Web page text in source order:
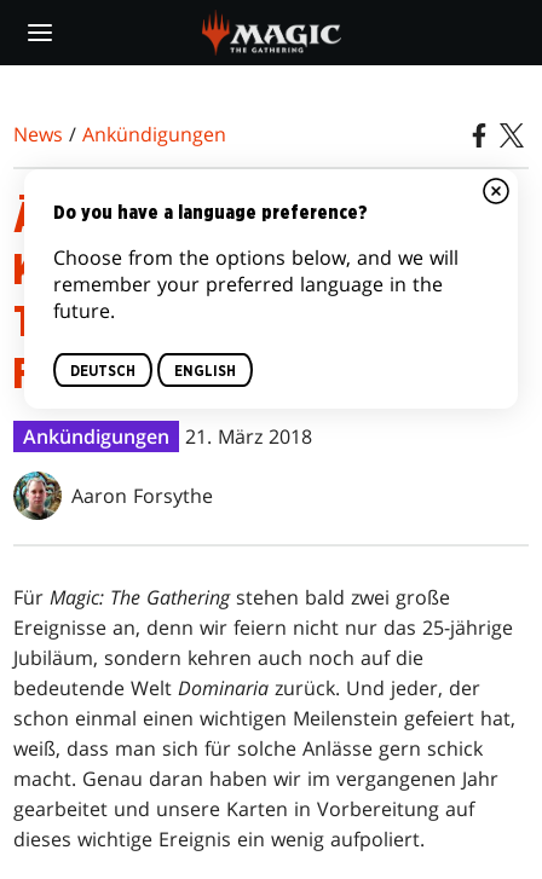
main
News /Ankündigungen
ÄNDERUNGEN AN DEN
KARTENRÄNDERN, DEM
TEMPLATE UND DEN REGELN
FÜR DOMINARIA
Ankündigungen 21. März 2018
Aaron Forsythe
FürMagic: The Gatheringstehen bald zwei große
Ereignisse an, denn wir feiern nicht nur das 25-jährige
Jubiläum, sondern kehren auch noch auf die
bedeutende WeltDominaria zurück. Und jeder, der
schon einmal einen wichtigen Meilenstein gefeiert hat,
weiß, dass man sich für solche Anlässe gern schick
macht. Genau daran haben wir im vergangenen Jahr
gearbeitet und unsere Karten in Vorbereitung auf
dieses wichtige Ereignis ein wenig aufpoliert.
Do you have a language preference?
Choose from the options below, and we will
remember your preferred language in the
future.
DEUTSCH ENGLISH